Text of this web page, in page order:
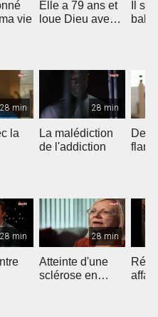
vie
Elle a 79 ans et
loue Dieu avec
Il
bale
28 min
la
28 min
La malédiction
de l'addiction
28 min 28 min
Atteinte d'une
sclérose en